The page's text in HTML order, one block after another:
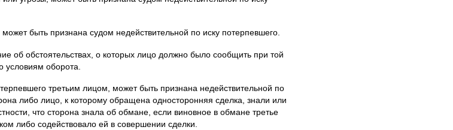
быть признана судом недействительной по иску потерпевшего.
об обстоятельствах, о которых лицо должно было сообщить при той
условиям оборота.
третьим лицом, может быть признана недействительной по
либо лицо, к которому обращена односторонняя сделка, знали или
что сторона знала об обмане, если виновное в обмане третье
либо содействовало ей в совершении сделки.